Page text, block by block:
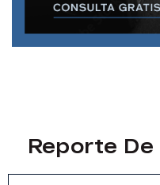
Reporte